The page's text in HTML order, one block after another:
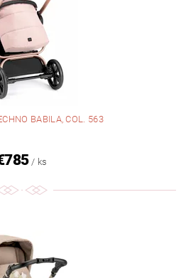
BABILA, COL. 563
/ ks